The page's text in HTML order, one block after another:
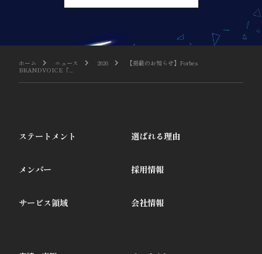
ホーム ニュース 2026
【掲載のお知らせ】Forbes
BRANDVOICE「...
ステートメント 選ばれる理由
メンバー 採用情報
サービス領域 会社情報